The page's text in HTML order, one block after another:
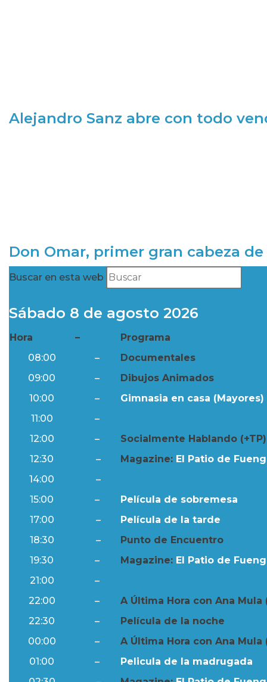
Alejandro Sanz abre con todo
Don Omar, primer gran cabeza
Buscar en esta web
Sábado 8 de agosto 2026
Hora –
Programa
08:00
–
Documentales
09:00
–
Dibujos Animados
10:00
–
Gimnasia en casa (Mayores)
11:00
–
12:00
–
Socialmente Hablando (+TP)
12:30
– Magazine: El Patio de
14:00
–
15:00
–
Película de sobremesa
17:00
–
Película de la tarde
18:30
–
Punto de Encuentro
19:30
– Magazine: El Patio de
21:00
–
22:00
–
A Última Hora con Ana Mula
22:30
–
Película de la noche
00:00
–
A Última Hora con Ana Mula
01:00
–
Pelicula de la madrugada